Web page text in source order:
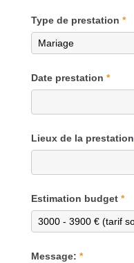
Type de prestation *
Date prestation *
Lieux de la prestation
Estimation budget *
Message: *